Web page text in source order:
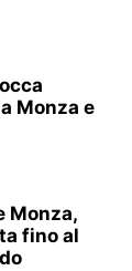
Monza e
Monza,
fino al